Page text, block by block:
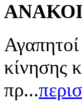
κίνησης
πρ...